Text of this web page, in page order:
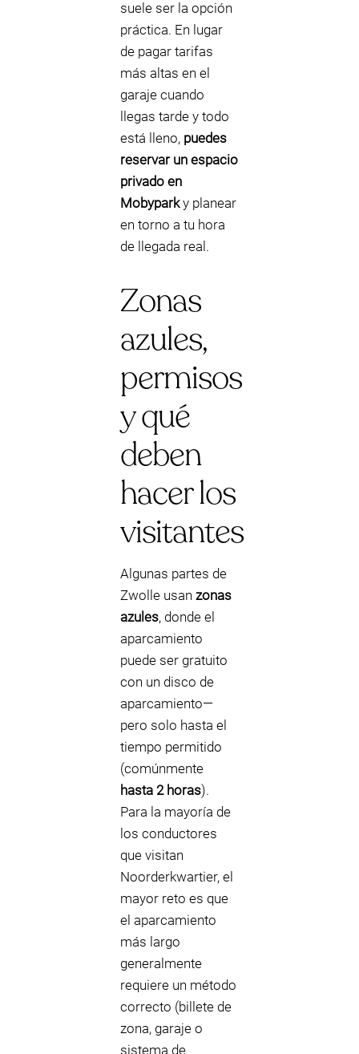
suele ser la opción
práctica. En lugar
de pagar tarifas
más altas en el
garaje cuando
llegas tarde y todo
está lleno, puedes
reservar un espacio
privado en
Mobyparky planear
en torno a tu hora
de llegada real.
Zonas
azules,
permisos
y qué
deben
hacer los
visitantes
Algunas partes de
Zwolle usan zonas
azules, donde el
aparcamiento
puede ser gratuito
con un disco de
aparcamiento—
pero solo hasta el
tiempo permitido
(comúnmente
hasta 2 horas).
Para la mayoría de
los conductores
que visitan
Noorderkwartier, el
mayor reto es que
el aparcamiento
más largo
generalmente
requiere un método
correcto (billete de
zona, garaje o
sistema de